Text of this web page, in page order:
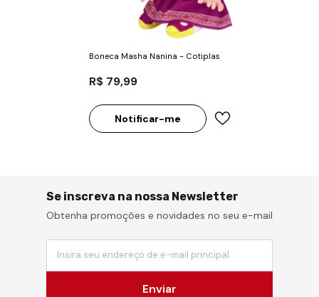
Boneca Masha Nanina - Cotiplas
R$ 79,99
Notificar-me
Se inscreva na nossa Newsletter
Obtenha promoções e novidades no seu e-mail
Insira seu endereço de e-mail principal
Enviar